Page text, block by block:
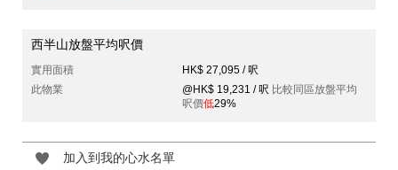
西半山放盤平均呎價
實用面積
HK$ 27,095 / 呎
此物業
@HK$ 19,231 / 呎 比較同區放盤平均
呎價低29%
加入到我的心水名單